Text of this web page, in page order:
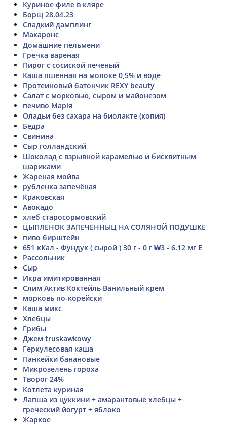
Куриное филе в кляре
Борщ 28.04.23
Сладкий дамплинг
Макаронс
Домашние пельмени
Гречка вареная
Пирог с сосиской печеный
Каша пшенная на молоке 0,5% и воде
Протеиновый батончик REXY beauty
Салат с морковью, сыром и майонезом
печиво Марія
Оладьи без сахара на биолакте (копия)
Бедра
Свинина
Сыр голландский
Шоколад с взрывной карамелью и бисквитным
шариками
Жареная мойва
рубленка запечёная
Краковская
Авокадо
хлеб старосормовский
ЦЫПЛЕНОК ЗАПЕЧЕННЫЦ НА СОЛЯНОЙ ПОДУШКЕ
пиво бирштейн
651 кКал - Фундук ( сырой ) 30 г - 0 г ₩3 - 6.12 мг E
Рассольник
Сыр
Икра имитированная
Слим Актив Коктейль Ванильный крем
морковь по-корейски
Каша микс
Хлебцы
Грибы
Джем truskawkowy
Геркулесовая каша
Панкейки банановые
Микрозелень гороха
Творог 24%
Котлета куриная
Лапша из цуккини + амарантовые хлебцы +
греческий йогурт + яблоко
Жаркое